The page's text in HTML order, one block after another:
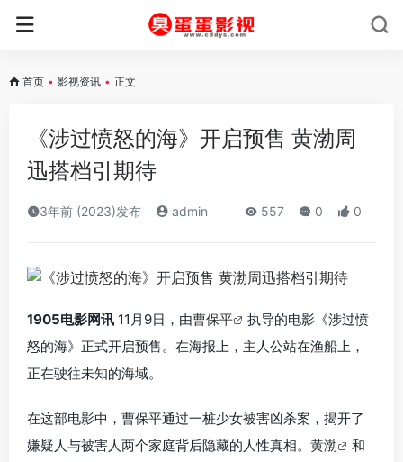
首页 • 影视资讯 • 正文
《涉过愤怒的海》开启预售 黄渤周
迅搭档引期待
3年前 (2023)发布 admin 557 0 0
1905电影网讯 11月9日，由曹保平
执导的电影《涉过愤
怒的海》正式开启预售。在海报上，主人公站在渔船上，
正在驶往未知的海域。
在这部电影中，曹保平通过一桩少女被害凶杀案，揭开了
嫌疑人与被害人两个家庭背后隐藏的人性真相。 黄渤
和